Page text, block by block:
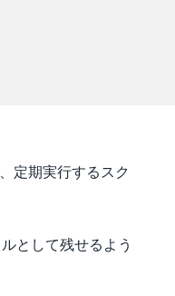
定期実行するスク
として残せるよう